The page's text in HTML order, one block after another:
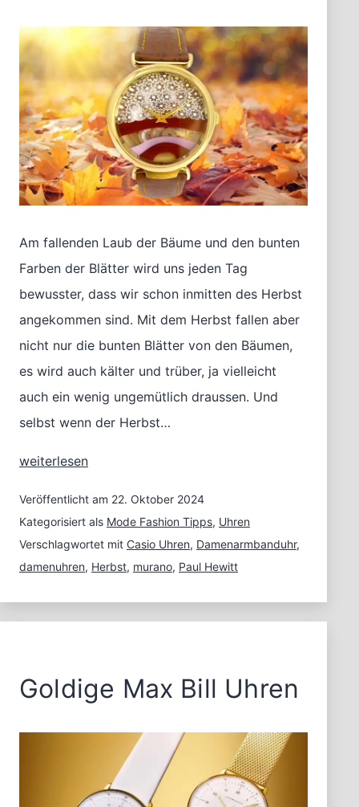
Am fallenden Laub der Bäume und den bunten
Farben der Blätter wird uns jeden Tag
bewusster, dass wir schon inmitten des Herbst
angekommen sind. Mit dem Herbst fallen aber
nicht nur die bunten Blätter von den Bäumen,
es wird auch kälter und trüber, ja vielleicht
auch ein wenig ungemütlich draussen. Und
selbst wenn der Herbst…
Damenuhren
den
Modefarben
des
Herbstes
weiterlesen
Veröffentlicht am 22. Oktober 2024
Kategorisiert als Mode Fashion Tipps, Uhren
Verschlagwortet mit Casio Uhren, Damenarmbanduhr,
damenuhren, Herbst, murano, Paul Hewitt
Goldige Max Bill Uhren